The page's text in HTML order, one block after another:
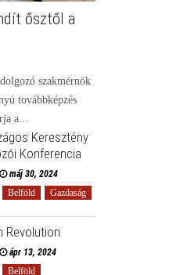
ősztől a
szakmérnök
továbbképzés
a...
Keresztény
Konferencia
máj 30, 2024
Belföld Gazdaság
Revolution
ápr 13, 2024
Belföld